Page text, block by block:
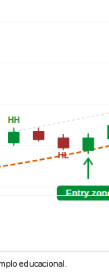
educacional.